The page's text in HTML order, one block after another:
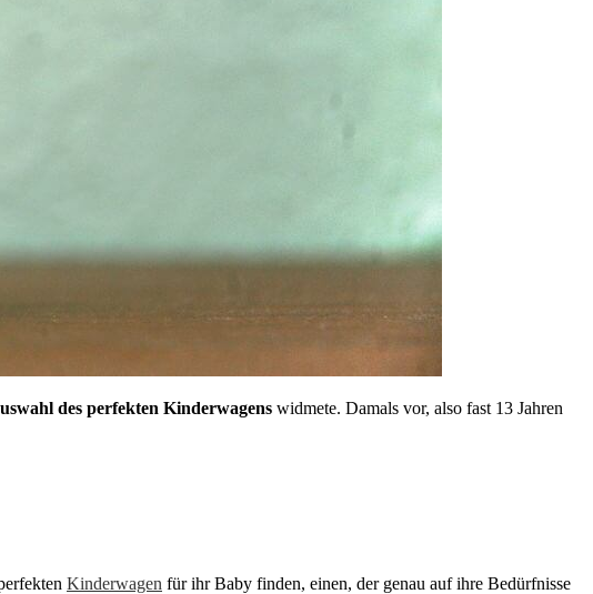
des perfekten Kinderwagens widmete. Damals vor, also fast 13 Jahren
Kinderwagen für ihr Baby finden, einen, der genau auf ihre Bedürfnisse